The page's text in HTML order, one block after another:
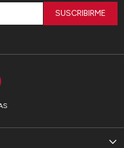
SUSCRIBIRME